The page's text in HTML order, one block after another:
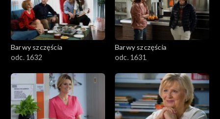
Barwy szczęścia
odc. 1632
Barwy szczęścia
odc. 1631